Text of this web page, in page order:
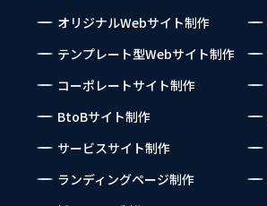
オリジナルWebサイト制作
テンプレート型Webサイト制作
コーポレートサイト制作
BtoBサイト制作
サービスサイト制作
ランディングページ制作